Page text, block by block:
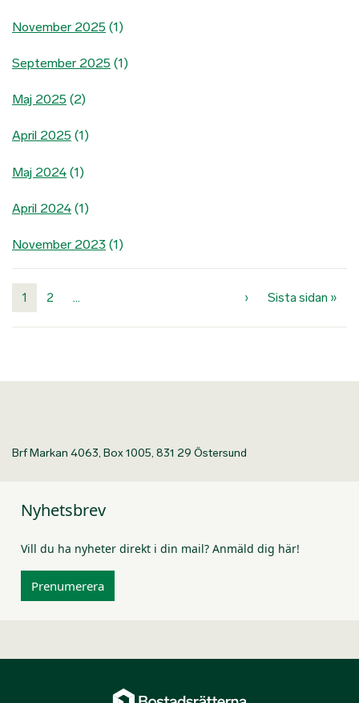
November 2025 (1)
September 2025 (1)
Maj 2025 (2)
April 2025 (1)
Maj 2024 (1)
April 2024 (1)
November 2023 (1)
Paginering
1 2 … ›Nästa sida
Sista sidan »
Brf Markan 4063, Box 1005, 831 29 Östersund
Nyhetsbrev
Vill du ha nyheter direkt i din mail? Anmäld dig här!
Prenumerera